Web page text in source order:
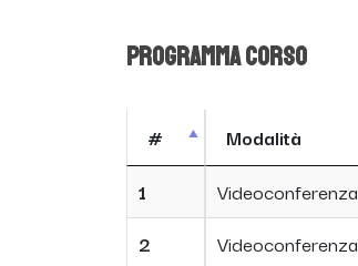
Programma corso
# Modalità
1
Videoconferenza
2
Videoconferenza